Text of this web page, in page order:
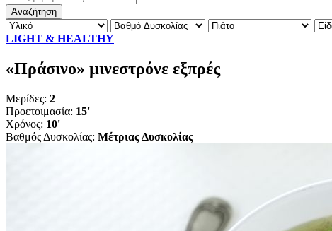
LIGHT & HEALTHY
«Πράσινο» µινεστρόνε εξπρές
Μερίδες: 2
Προετοιμασία: 15'
Χρόνος: 10'
Βαθμός Δυσκολίας: Μέτριας Δυσκολίας